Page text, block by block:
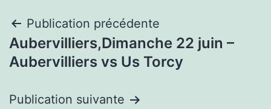
Navigation
de
Publication précédente
Aubervilliers,Dimanche 22 juin –
Aubervilliers vs Us Torcy
Publication suivante